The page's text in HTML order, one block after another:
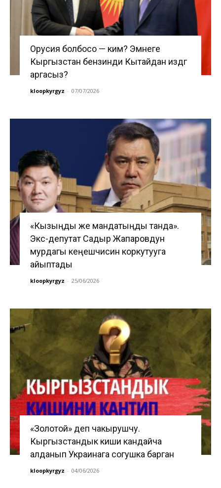
Орусия болбосо — ким? Эмнеге
Кыргызстан бензинди Кытайдан издөөгө
аргасыз?
kloopkyrgyz - 07/07/2026
«Кызыңды же мандатыңды танда».
Экс-депутат Садыр Жапаровдун
мурдагы кеңешчисин коркутууга
айыптады
kloopkyrgyz - 25/06/2026
«Золотой» деп чакырушчу.
Кыргызстандык киши кандайча
алданып Украинага согушка барган
kloopkyrgyz - 04/06/2026